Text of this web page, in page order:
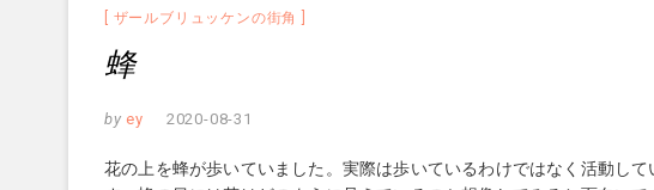
ザールブリュッケンの街角
蜂
by ey 2020-08-31
花の上を蜂が歩いていました。実際は歩いているわけではなく活動し